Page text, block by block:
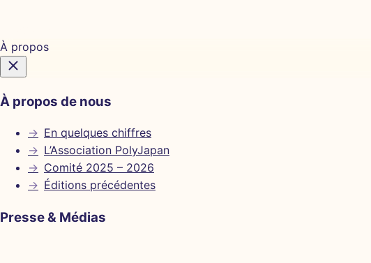
À propos
À propos de nous
→ En quelques chiffres
→ L’Association PolyJapan
→ Comité 2025 – 2026
→ Éditions précédentes
Presse & Médias